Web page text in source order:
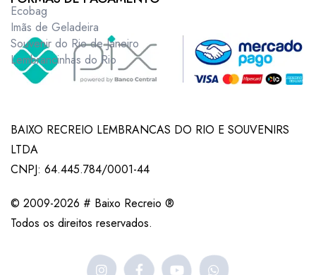
Ecobag
Imãs de Geladeira
Souvenir do Rio de Janeiro
Lembrancinhas do Rio
BAIXO RECREIO LEMBRANCAS DO RIO E SOUVENIRS
LTDA
CNPJ: 64.445.784/0001-44
© 2009-2026 # Baixo Recreio ®
Todos os direitos reservados.